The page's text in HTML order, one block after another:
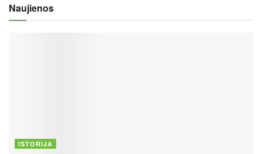
Naujienos
ISTORIJA